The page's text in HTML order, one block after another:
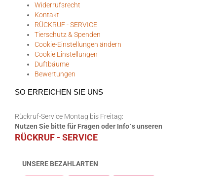
Widerrufsrecht
Kontakt
RÜCKRUF - SERVICE
Tierschutz & Spenden
Cookie-Einstellungen ändern
Cookie Einstellungen
Duftbäume
Bewertungen
SO ERREICHEN SIE UNS
Rückruf-Service Montag bis Freitag:
Nutzen Sie bitte für Fragen oder Info`s unseren
RÜCKRUF - SERVICE
UNSERE BEZAHLARTEN